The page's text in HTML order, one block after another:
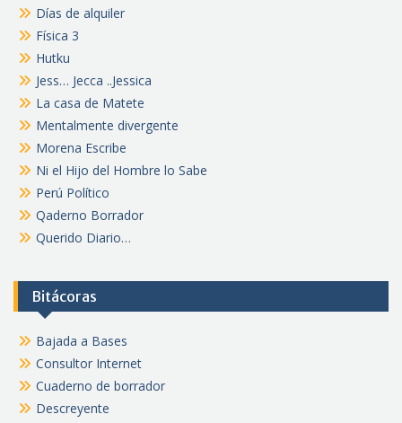
Días de alquiler
Física 3
Hutku
Jess… Jecca ..Jessica
La casa de Matete
Mentalmente divergente
Morena Escribe
Ni el Hijo del Hombre lo Sabe
Perú Político
Qaderno Borrador
Querido Diario…
Bitácoras
Bajada a Bases
Consultor Internet
Cuaderno de borrador
Descreyente